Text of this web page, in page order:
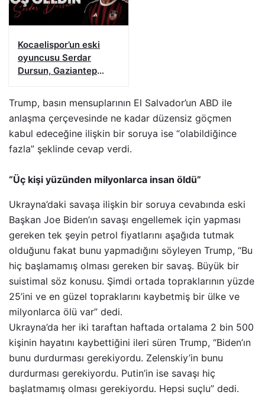
Kocaelispor’un eski
oyuncusu Serdar
Dursun, Gaziantep
Trump, basın mensuplarının El Salvador’un ABD ile
anlaşma çerçevesinde ne kadar düzensiz göçmen
kabul edeceğine ilişkin bir soruya ise “olabildiğince
fazla” şeklinde cevap verdi.
“Üç kişi yüzünden milyonlarca insan öldü”
Ukrayna’daki savaşa ilişkin bir soruya cevabında eski
Başkan Joe Biden’ın savaşı engellemek için yapması
gereken tek şeyin petrol fiyatlarını aşağıda tutmak
olduğunu fakat bunu yapmadığını söyleyen Trump, “Bu
hiç başlamamış olması gereken bir savaş. Büyük bir
suistimal söz konusu. Şimdi ortada topraklarının yüzde
25’ini ve en güzel topraklarını kaybetmiş bir ülke ve
milyonlarca ölü var” dedi.
Ukrayna’da her iki taraftan haftada ortalama 2 bin 500
kişinin hayatını kaybettiğini ileri süren Trump, “Biden’ın
bunu durdurması gerekiyordu. Zelenskiy’in bunu
durdurması gerekiyordu. Putin’in ise savaşı hiç
başlatmamış olması gerekiyordu. Hepsi suçlu” dedi.